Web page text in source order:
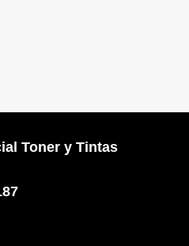
Toner y Tintas